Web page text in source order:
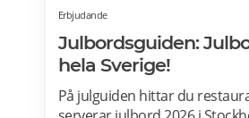
Erbjudande
Julbordsguiden:
hela Sverige!
På julguiden hittar du